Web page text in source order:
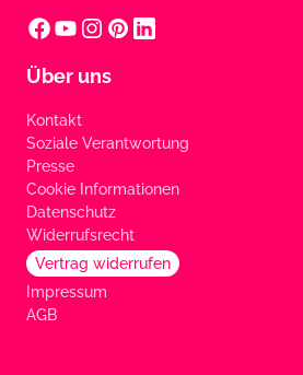
Über uns
Kontakt
Soziale Verantwortung
Presse
Cookie Informationen
Datenschutz
Widerrufsrecht
Vertrag widerrufen
Impressum
AGB